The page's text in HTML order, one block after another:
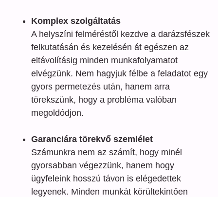
Komplex szolgáltatás
A helyszíni felméréstől kezdve a darázsfészek
felkutatásán és kezelésén át egészen az
eltávolításig minden munkafolyamatot
elvégzünk. Nem hagyjuk félbe a feladatot egy
gyors permetezés után, hanem arra
törekszünk, hogy a probléma valóban
megoldódjon.
Garanciára törekvő szemlélet
Számunkra nem az számít, hogy minél
gyorsabban végezzünk, hanem hogy
ügyfeleink hosszú távon is elégedettek
legyenek. Minden munkát körültekintően